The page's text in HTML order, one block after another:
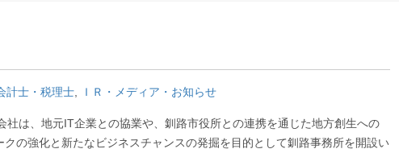
計士・税理士 ＩＲ・メディア・お知らせ
社は、地元IT企業との協業や、釧路市役所との連携を通じた地方創生への
の強化と新たなビジネスチャンスの発掘を目的として釧路事務所を開設い